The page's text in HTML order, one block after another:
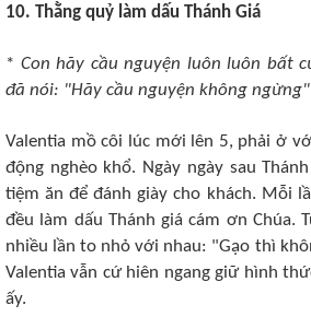
10. Thằng quỷ làm dấu Thánh Giá
* Con hãy cầu nguyện luôn luôn bất
đã nói: "Hãy cầu nguyện không
Valentia mồ côi lúc mới lên 5, phải ở
động nghèo khổ. Ngày ngày sau
tiệm ăn để đánh giày cho khách. Mỗi
đều làm dấu Thánh giá cám ơn Chúa.
nhiều lần to nhỏ với nhau: "Gạo thì
Valentia vẫn cứ hiên ngang giữ hình
ấy.